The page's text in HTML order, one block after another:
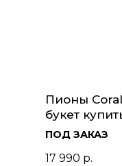
Пионы
букет
ПОД ЗАКАЗ
17 990 р.